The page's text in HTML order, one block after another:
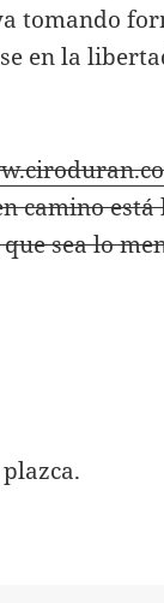
tomando
en la
camino
sea lo